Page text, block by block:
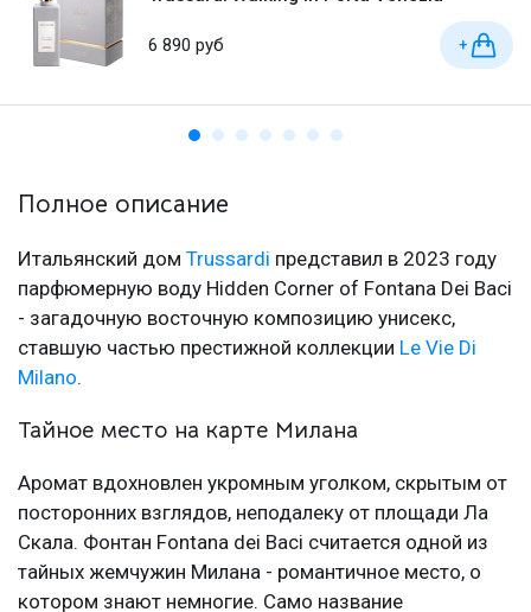
6 890 руб +
Полное описание
Итальянский дом Trussardi представил в 2023 году
парфюмерную воду Hidden Corner of Fontana Dei Baci
- загадочную восточную композицию унисекс,
ставшую частью престижной коллекции Le Vie Di
Milano.
Тайное место на карте Милана
Аромат вдохновлен укромным уголком, скрытым от
посторонних взглядов, неподалеку от площади Ла
Скала. Фонтан Fontana dei Baci считается одной из
тайных жемчужин Милана - романтичное место, о
котором знают немногие. Само название